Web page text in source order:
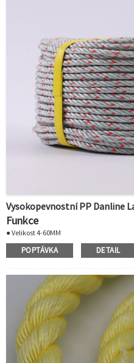
Vysokopevnostní PP Danline
Funkce
● Velikost 4-60MM
● Šedá barva s červeným indikátorem
● Délku lze přizpůsobit
● Žádná ztráta pevnosti za mokra
● Skladuje mokré
● Odolává hnilobě a plísním
● Vynikající manipulace
● Plave ve vodě
● Snadno se spojuje
POPTÁVKA DETAIL